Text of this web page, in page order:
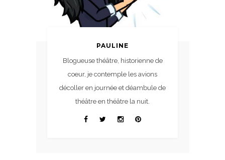
PAULINE
Blogueuse théâtre, historienne de
coeur, je contemple les avions
décoller en journée et déambule de
théâtre en théâtre la nuit.